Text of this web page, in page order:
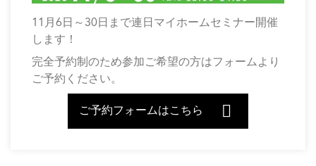
11月6日～30日まで連日マイホームセミナー開催
します！
完全予約制のため参加ご希望の方はフォームより
ご予約ください。
ご予約フォームはこちら